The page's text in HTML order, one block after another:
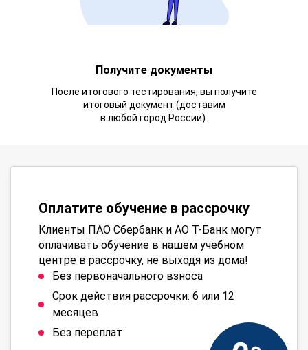
Получите документы
После итогового тестирования, вы получите
итоговый документ (доставим
в любой город России).
Оплатите обучение в рассрочку
Клиенты ПАО Сбербанк и АО Т-Банк могут
оплачивать обучение в нашем учебном
центре в рассрочку, не выходя из дома!
Без первоначального взноса
Срок действия рассрочки: 6 или 12
месяцев
Без переплат